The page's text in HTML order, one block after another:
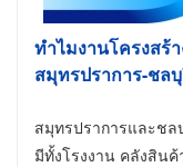
ทำไมงานโครงสร้
สมุทรปราการ-ชล
สมุทรปราการและช
มีทั้งโรงงาน คลังสิน